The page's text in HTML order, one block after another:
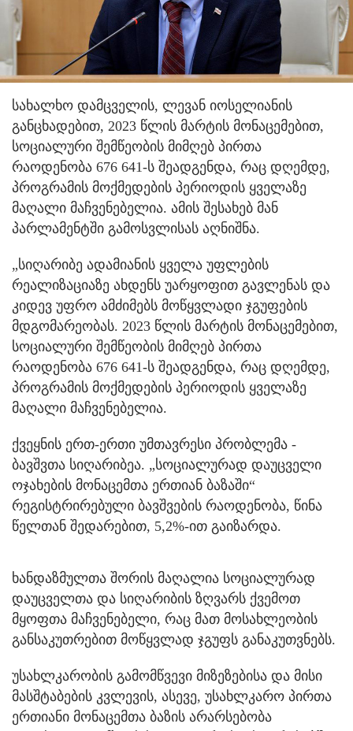
სახალხო დამცველის, ლევან იოსელიანის
განცხადებით, 2023 წლის მარტის მონაცემებით,
სოციალური შემწეობის მიმღებ პირთა
რაოდენობა 676 641-ს შეადგენდა, რაც დღემდე,
პროგრამის მოქმედების პერიოდის ყველაზე
მაღალი მაჩვენებელია. ამის შესახებ მან
პარლამენტში გამოსვლისას აღნიშნა.
„სიღარიბე ადამიანის ყველა უფლების
რეალიზაციაზე ახდენს უარყოფით გავლენას და
კიდევ უფრო ამძიმებს მოწყვლადი ჯგუფების
მდგომარეობას. 2023 წლის მარტის მონაცემებით,
სოციალური შემწეობის მიმღებ პირთა
რაოდენობა 676 641-ს შეადგენდა, რაც დღემდე,
პროგრამის მოქმედების პერიოდის ყველაზე
მაღალი მაჩვენებელია.
ქვეყნის ერთ-ერთი უმთავრესი პრობლემა -
ბავშვთა სიღარიბეა. „სოციალურად დაუცველი
ოჯახების მონაცემთა ერთიან ბაზაში“
რეგისტრირებული ბავშვების რაოდენობა, წინა
წელთან შედარებით, 5,2%-ით გაიზარდა.
ხანდაზმულთა შორის მაღალია სოციალურად
დაუცველთა და სიღარიბის ზღვარს ქვემოთ
მყოფთა მაჩვენებელი, რაც მათ მოსახლეობის
განსაკუთრებით მოწყვლად ჯგუფს განაკუთვნებს.
უსახლკარობის გამომწვევი მიზეზებისა და მისი
მასშტაბების კვლევის, ასევე, უსახლკარო პირთა
ერთიანი მონაცემთა ბაზის არარსებობა